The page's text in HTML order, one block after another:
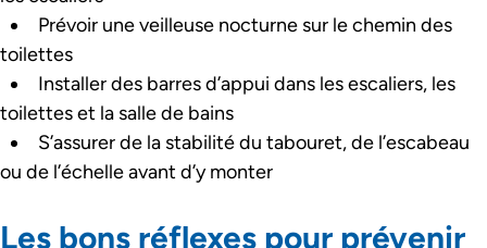
Prévoir une veilleuse nocturne sur le chemin des
toilettes
Installer des barres d’appui dans les escaliers, les
toilettes et la salle de bains
S’assurer de la stabilité du tabouret, de l’escabeau
ou de l’échelle avant d’y monter
Les bons réflexes pour prévenir